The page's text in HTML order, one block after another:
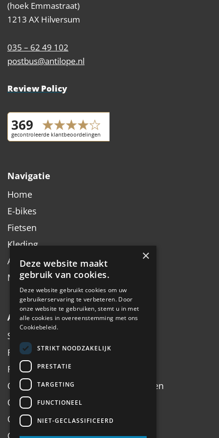
(hoek Emmastraat)
1213 AX Hilversum
035 – 62 49 102
postbus@antilope.nl
Review Policy
Navigatie
Home
E-bikes
Fietsen
Kleding
Accessoires
Merken
Algemeen
Service
Fiets inruilen
Fietsadvies op maat
Onderhoud, Service, Halen & Brengen
Onderhoud Brompton
Openingstijden
Contact
×
Deze website maakt
gebruik van cookies.
Deze website gebruikt cookies om uw
gebruikerservaring te verbeteren. Door
onze website te gebruiken, stemt u in met
alle cookies in overeenstemming met ons
Cookiebeleid.
STRIKT NOODZAKELIJK
PRESTATIE
TARGETING
FUNCTIONEEL
NIET-GECLASSIFICEERD